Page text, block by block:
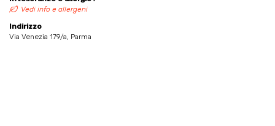
Vedi info e allergeni
Indirizzo
Via Venezia 179/a, Parma